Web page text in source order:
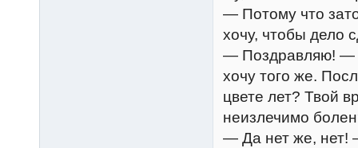
— Потому что
хочу, чтобы дело
— Поздравляю! —
хочу того же.
цвете лет? Твой
неизлечимо
— Да нет же, нет!